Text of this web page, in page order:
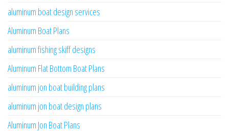
aluminum boat design services
Aluminum Boat Plans
aluminum fishing skiff designs
Aluminum Flat Bottom Boat Plans
aluminum jon boat building plans
aluminum jon boat design plans
Aluminum Jon Boat Plans